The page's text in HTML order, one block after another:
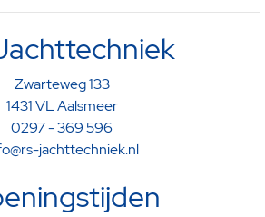
Zwarteweg 133
1431 VL Aalsmeer
0297 - 369 596
jachttechniek.nl